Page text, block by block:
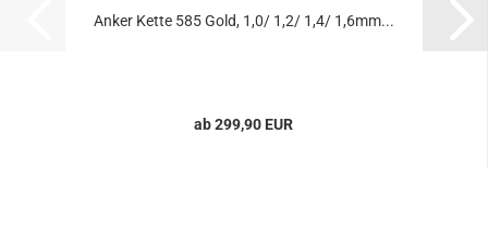
Anker Kette 585 Gold, 1,0/ 1,2/ 1,4/ 1,6mm...
ab 299,90 EUR